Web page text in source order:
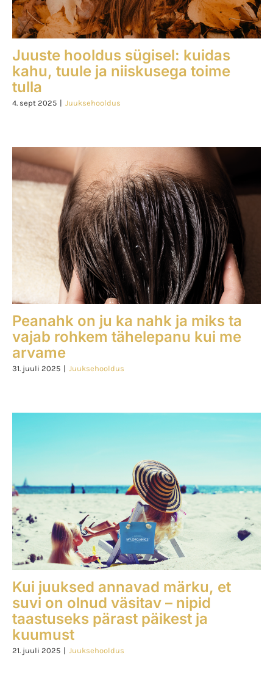
Juuste hooldus sügisel: kuidas
kahu, tuule ja niiskusega toime
tulla
4. sept 2025 | Juuksehooldus
Peanahk on ju ka nahk ja miks ta
vajab rohkem tähelepanu kui me
arvame
31. juuli 2025 | Juuksehooldus
Kui juuksed annavad märku, et
suvi on olnud väsitav – nipid
taastuseks pärast päikest ja
kuumust
21. juuli 2025 | Juuksehooldus